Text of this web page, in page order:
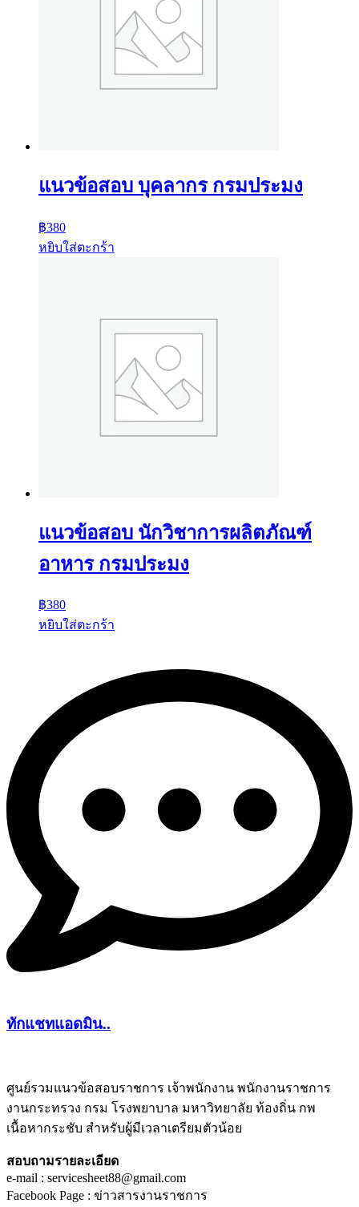
แนวข้อสอบ บุคลากร กรมประมง
฿380
หยิบใส่ตะกร้า
แนวข้อสอบ นักวิชาการผลิตภัณฑ์
อาหาร กรมประมง
฿380
หยิบใส่ตะกร้า
ทักแชทแอดมิน..
ศูนย์รวมแนวข้อสอบราชการ เจ้าพนักงาน พนักงานราชการ
งานกระทรวง กรม โรงพยาบาล มหาวิทยาลัย ท้องถิ่น กพ
เนื้อหากระชับ สำหรับผู้มีเวลาเตรียมตัวน้อย
สอบถามรายละเอียด
e-mail : servicesheet88@gmail.com
Facebook Page : ข่าวสารงานราชการ